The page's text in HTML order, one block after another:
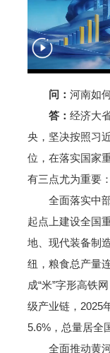
问： 河南如
答： 经济大
央，坚决按照习
位，在落实国家
有三点尤为重要：
全面落实中部
起点上建设全国
地、现代装备制
纽，粮食总产量
成“米”字形高铁
级产业链，2025
5.6%，总量居全
全面推动黄河